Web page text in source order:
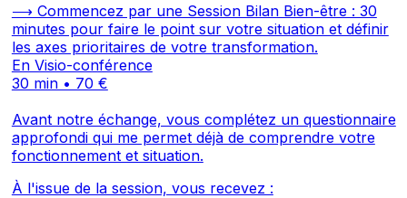
⟶ Commencez par une Session Bilan Bien-être : 30
minutes pour faire le point sur votre situation et définir
les axes prioritaires de votre transformation.
En Visio-conférence
30 min • 70 €
Avant notre échange, vous complétez un questionnaire
approfondi qui me permet déjà de comprendre votre
fonctionnement et situation.
À l'issue de la session, vous recevez :